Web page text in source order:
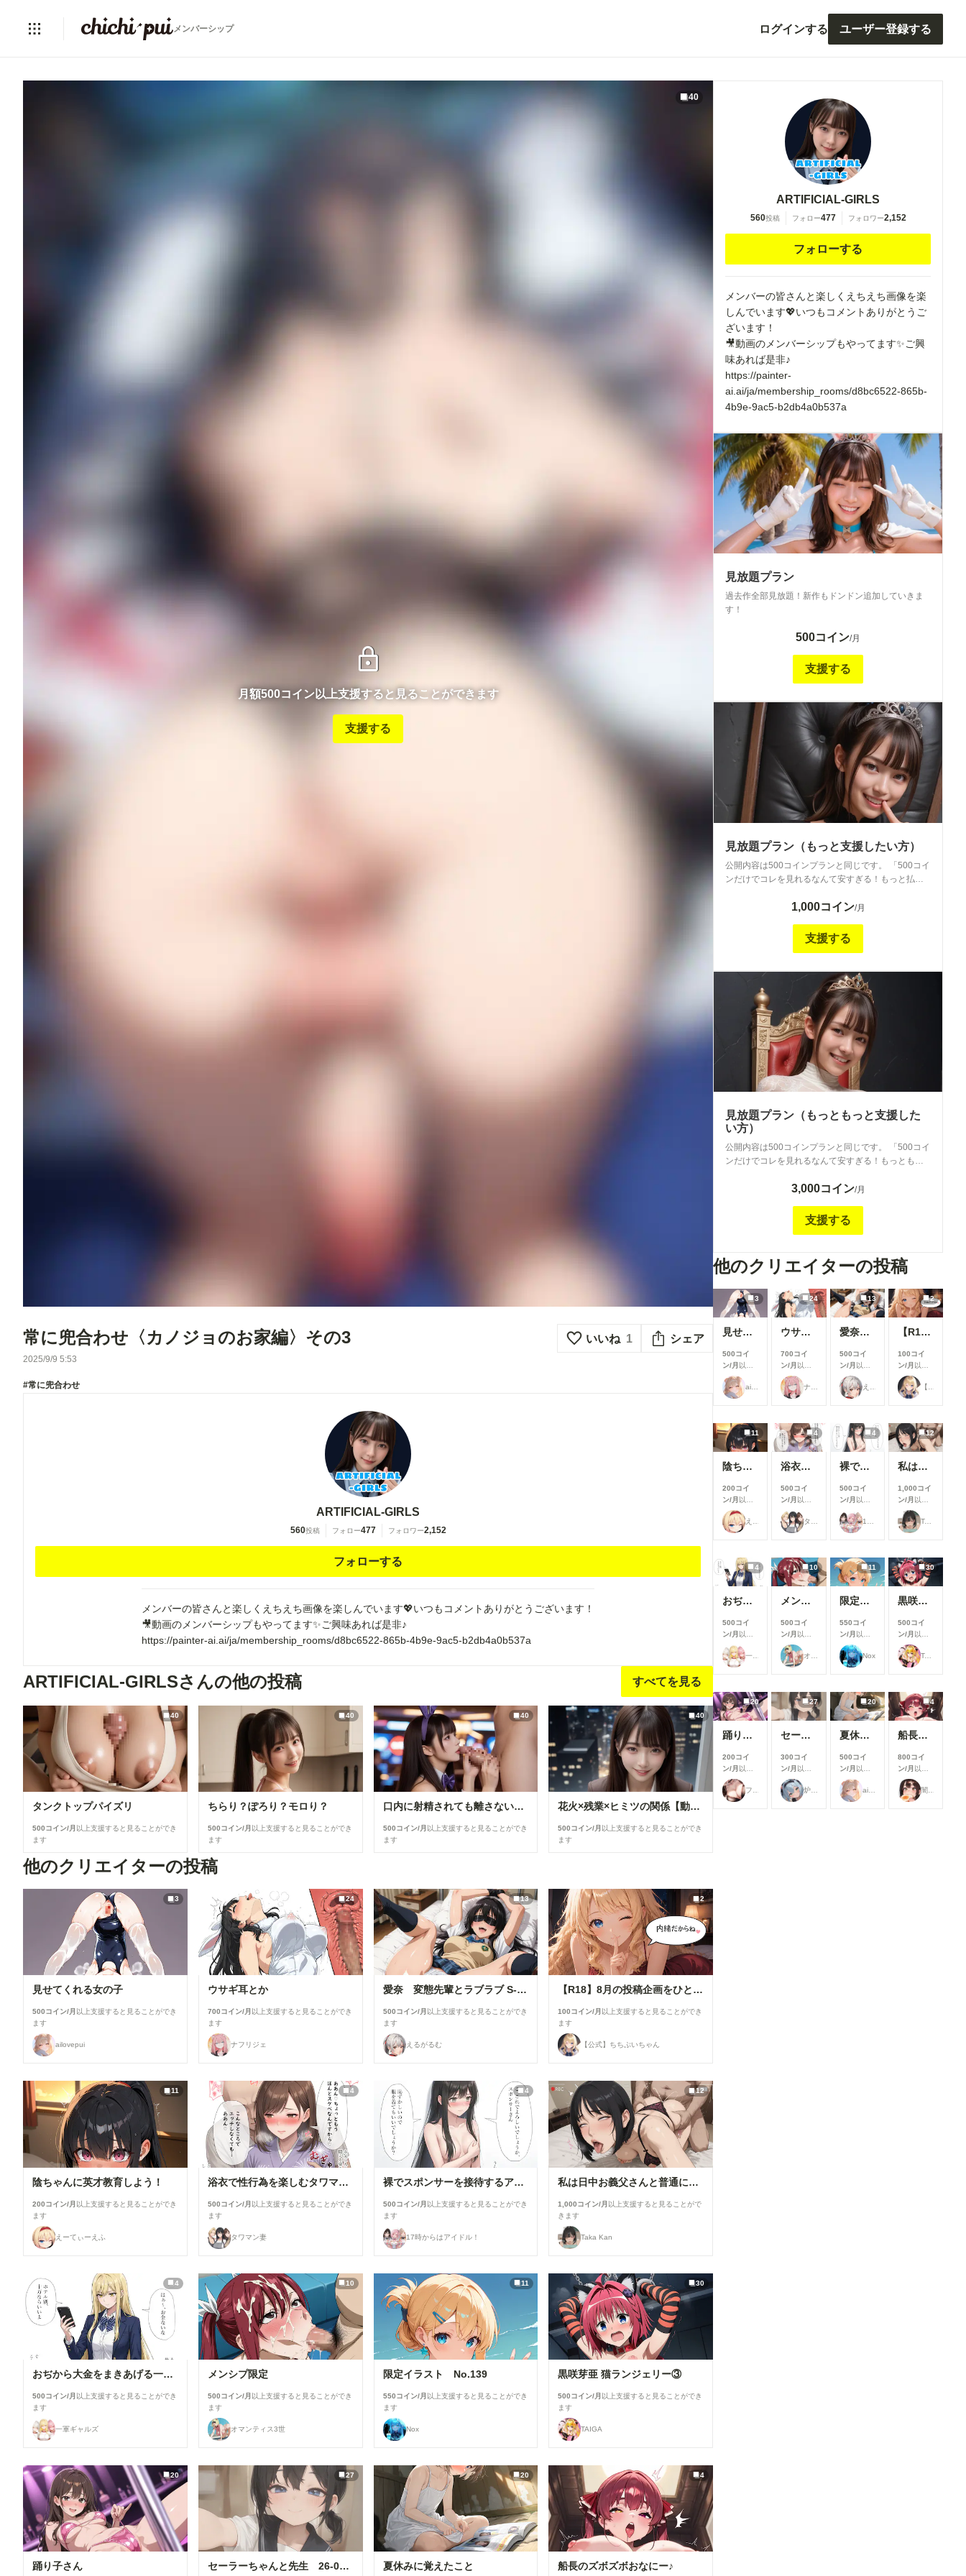
メンバーシップ ログインする ユーザー登録する
lock
月額500コイン以上支援すると見ることができます
支援する
40
常に兜合わせ〈カノジョのお家編〉その3
2025/9/9 5:53
#常に兜合わせ
いいね 1 シェア
ARTIFICIAL-GIRLS
560投稿 フォロー477 フォロワー2,152
フォローする
メンバーの皆さんと楽しくえちえち画像を楽しんでいます💖いつもコメントありがとうございます！
🎥動画のメンバーシップもやってます✨ご興味あれば是非♪
https://painter-ai.ai/ja/membership_rooms/d8bc6522-865b-4b9e-9ac5-b2db4a0b537a
ARTIFICIAL-GIRLSさんの他の投稿 すべてを見る
40
タンクトップパイズリ
500コイン/月 以上支援すると見ることができ
ます
40
ちらり？ぽろり？モロり？
500コイン/月 以上支援すると見ることができ
ます
40
口内に射精されても離さないバニーちゃん
500コイン/月 以上支援すると見ることができ
ます
40
花火×残業×ヒミツの関係【動画あり】
500コイン/月 以上支援すると見ることができ
ます
他のクリエイターの投稿
3
見せてくれる女の子
500コイン/月 以上支援すると見ることができ
ます
ailovepui
24
ウサギ耳とか
700コイン/月 以上支援すると見ることができ
ます
ナフリジェ
13
愛奈 変態先輩とラブラブ S-517
500コイン/月 以上支援すると見ることができ
ます
えるがるむ
2
【R18】8月の投稿企画をひと足先に公開！
100コイン/月 以上支援すると見ることができ
ます
【公式】ちちぷいちゃん
11
陰ちゃんに英才教育しよう！
200コイン/月 以上支援すると見ることができ
ます
えーてぃーえふ
4
浴衣で性行為を楽しむタワマン妻【柳井由花】編
500コイン/月 以上支援すると見ることができ
ます
タワマン妻
4
裸でスポンサーを接待するアイドル【景清帆乃歌】編
500コイン/月 以上支援すると見ることができ
ます
17時からはアイドル！
12
私は日中お義父さんと普通に過ごしてる・・。そういう事にした・・２(12枚）
1,000コイン/月 以上支援すると見ることがで
きます
Taka Kan
4
おぢから大金をまきあげる一軍ギャルズ【黒咲カレン】編
500コイン/月 以上支援すると見ることができ
ます
一軍ギャルズ
10
メンシプ限定
500コイン/月 以上支援すると見ることができ
ます
オマンティス3世
11
限定イラスト No.139
550コイン/月 以上支援すると見ることができ
ます
Nox
30
黒咲芽亜 猫ランジェリー③
500コイン/月 以上支援すると見ることができ
ます
TAIGA
20
踊り子さん
27
セーラーちゃんと先生 26-08-04
20
夏休みに覚えたこと
4
船長のズボズボおなにー♪
ARTIFICIAL-GIRLS
560投稿 フォロー477 フォロワー2,152
フォローする
メンバーの皆さんと楽しくえちえち画像を楽
しんでいます💖いつもコメントありがとうご
ざいます！
🎥動画のメンバーシップもやってます✨ご興
味あれば是非♪
https://painter-
ai.ai/ja/membership_rooms/d8bc6522-865b-
4b9e-9ac5-b2db4a0b537a
見放題プラン
過去作全部見放題！新作もドンドン追加していきま
す！
500コイン/月
支援する
見放題プラン（もっと支援したい方）
公開内容は500コインプランと同じです。 「500コイ
ンだけでコレを見れるなんて安すぎる！もっと払わ
の金額の高いプランとしてご用意しています。
1,000コイン/月
支援する
見放題プラン（もっともっと支援した
い方）
公開内容は500コインプランと同じです。 「500コイ
ンだけでコレを見れるなんて安すぎる！もっともっ
れたい方向けの金額の高いプランとしてご用意して
3,000コイン/月
支援する
他のクリエイターの投稿
3
見せてくれる女の子
500コイ
ン/月 以上
支援すると
見ることが
できます
24
ウサギ耳とか
700コイ
ン/月 以上
支援すると
見ることが
できます
13
愛奈 変態先輩とラブラブ S-517
500コイ
ン/月 以上
支援すると
見ることが
できます
2
【R18】8月の投稿企画をひと足先に公開！
100コイ
ン/月 以上
支援すると
見ることが
できます
11
陰ちゃんに英才教育しよう！
200コイ
ン/月 以上
支援すると
見ることが
できます
4
浴衣で性行為を楽しむタワマン妻【柳井由花】編
500コイ
ン/月 以上
支援すると
見ることが
できます
4
裸でスポンサーを接待するアイドル【景清帆乃歌】編
500コイ
ン/月 以上
支援すると
見ることが
できます
12
私は日中お義父さんと普通に過ごしてる・・。そういう事にした・・２(12枚）
1,000コイ
ン/月 以上
支援すると
見ることが
できます
Taka Kan
4
おぢから大金をまきあげる一軍ギャルズ【黒咲カレン】編
500コイ
ン/月 以上
支援すると
見ることが
できます
10
メンシプ限定
500コイ
ン/月 以上
支援すると
見ることが
できます
11
限定イラスト No.139
550コイ
ン/月 以上
支援すると
見ることが
できます
Nox
30
黒咲芽亜 猫ランジェリー③
500コイ
ン/月 以上
支援すると
見ることが
できます
TAIGA
20
踊り子さん
200コイ
ン/月 以上
支援すると
見ることが
できます
27
セーラーちゃんと先生 26-08-04
300コイ
ン/月 以上
支援すると
見ることが
できます
20
夏休みに覚えたこと
500コイ
ン/月 以上
支援すると
見ることが
できます
ailovepui
4
船長のズボズボおなにー♪
800コイ
ン/月 以上
支援すると
見ることが
できます